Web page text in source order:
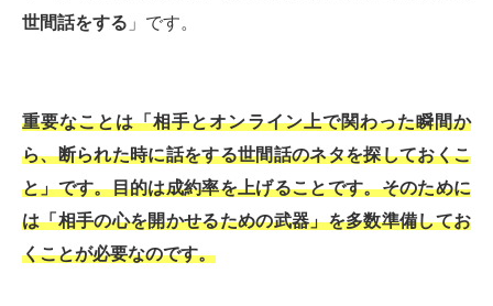
世間話をする 」です。
重要なことは「相手とオンライン上で関わった瞬間か
ら、断られた時に話をする世間話のネタを探しておくこ
と」です。目的は成約率を上げることです。そのために
は「相手の心を開かせるための武器」を多数準備してお
くことが必要なのです。